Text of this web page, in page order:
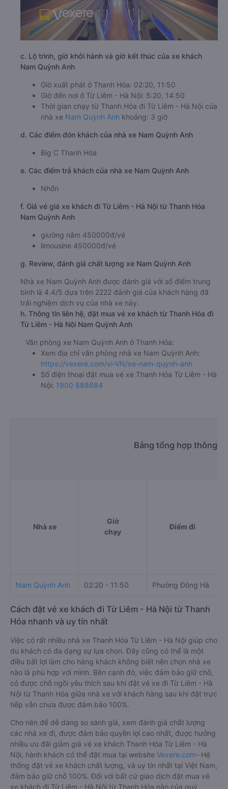
c. Lộ trình, giờ khởi hành và giờ kết thúc của xe khách
Nam Quỳnh Anh
Giờ xuất phát ở Thanh Hóa: 02:20, 11:50
Giờ đến nơi ở Từ Liêm - Hà Nội: 5:20, 14:50
Thời gian chạy từ Thanh Hóa đi Từ Liêm - Hà Nội của
nhà xe Nam Quỳnh Anh khoảng: 3 giờ
d. Các điểm đón khách của nhà xe Nam Quỳnh Anh
Big C Thanh Hóa
e. Các điểm trả khách của nhà xe Nam Quỳnh Anh
Nhổn
f. Giá vé giá xe khách đi Từ Liêm - Hà Nội từ Thanh Hóa
Nam Quỳnh Anh
giường nằm 450000đ/vé
limousine 450000đ/vé
g. Review, đánh giá chất lượng xe Nam Quỳnh Anh
Nhà xe Nam Quỳnh Anh được đánh giá với số điểm trung
bình là 4.4/5 dựa trên 2222 đánh giá của khách hàng đã
trải nghiệm dịch vụ của nhà xe này.
h. Thông tin liên hệ, đặt mua vé xe khách từ Thanh Hóa đi
Từ Liêm - Hà Nội Nam Quỳnh Anh
Văn phòng xe Nam Quỳnh Anh ở Thanh Hóa:
Xem địa chỉ văn phòng nhà xe Nam Quỳnh Anh:
https://vexere.com/vi-VN/xe-nam-quynh-anh
Số điện thoại đặt mua vé xe Thanh Hóa Từ Liêm - Hà
Nội: 1900 888684
Bảng tổng hợp thông
Nhà xe
Giờ
chạy
Điểm đi
Nam Quỳnh Anh 02:20 - 11:50 Phường Đông Hà
Cách đặt vé xe khách đi Từ Liêm - Hà Nội từ Thanh
Hóa nhanh và uy tín nhất
Việc có rất nhiều nhà xe Thanh Hóa Từ Liêm - Hà Nội giúp cho
du khách có đa dạng sự lựa chọn. Đây cũng có thể là một
điều bất lợi làm cho hàng khách không biết nên chọn nhà xe
nào là phù hợp với mình. Bên cạnh đó, việc đảm bảo giữ chỗ,
có được chỗ ngồi yêu thích sau khi đặt vé xe đi Từ Liêm - Hà
Nội từ Thanh Hóa giữa nhà xe với khách hàng sau khi đặt trực
tiếp vẫn chưa được đảm bảo 100%.
Cho nên để dễ dàng so sánh giá, xem đánh giá chất lượng
các nhà xe đi, được đảm bảo quyền lợi cao nhất, được hưởng
nhiều ưu đãi giảm giá vé xe khách Thanh Hóa Từ Liêm - Hà
Nội, hành khách có thể đặt mua tại website Vexere.com- Hệ
thống đặt vé xe khách chất lượng, và uy tín nhất tại Việt Nam,
đảm bảo giữ chỗ 100%. Đối với bất cứ giao dịch đặt mua vé
xe khách đi Từ Liêm - Hà Nội từ Thanh Hóa nào của quý